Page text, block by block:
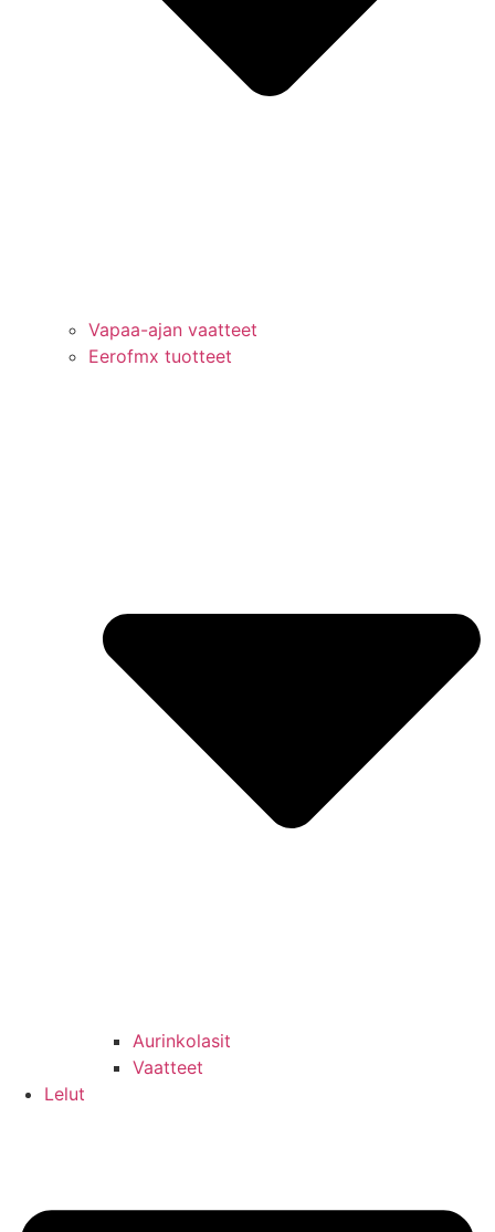
Vapaa-ajan vaatteet
Eerofmx tuotteet
Aurinkolasit
Vaatteet
Lelut